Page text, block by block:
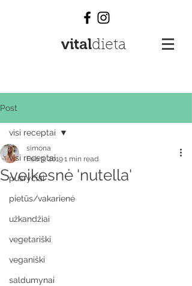
vitaldieta
Post
visi receptai
pusryčiai
pietūs/vakarienė
užkandžiai
vegetariški
veganiški
saldumynai
visi receptai
Sveikesnė 'nutella'
simona
Feb 3, 20191 min read